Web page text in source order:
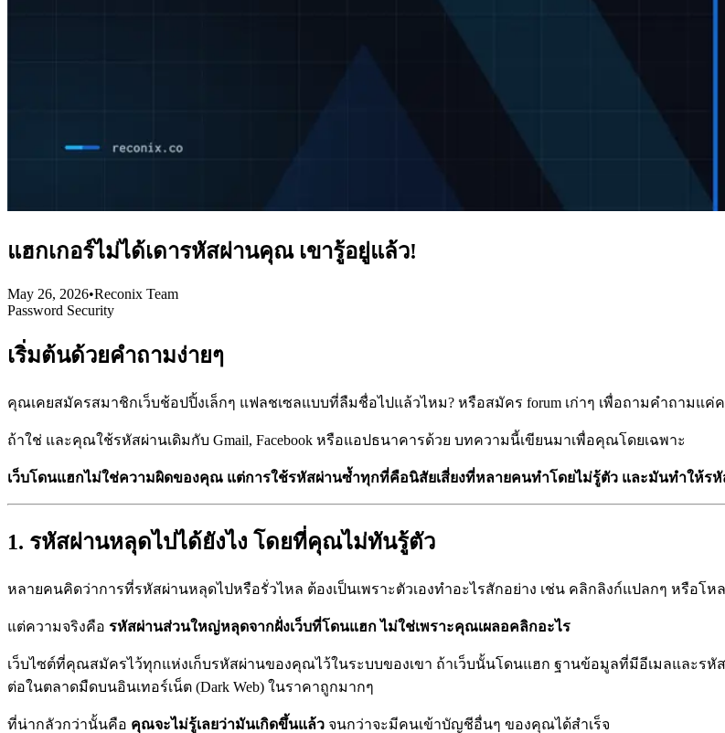
แฮกเกอร์ไม่ได้เดารหัสผ่านคุณ เขารู้อยู่แล้ว!
May 26, 2026•Reconix Team
Password Security
เริ่มต้นด้วยคำถามง่ายๆ
คุณเคยสมัครสมาชิกเว็บช้อปปิ้งเล็กๆ แฟลชเซลแบบที่ลืมชื่อไปแล้วไหม? หรือสมัคร forum เก่าๆ เพื่อถามคำถามแค่ค
ถ้าใช่ และคุณใช้รหัสผ่านเดิมกับ Gmail, Facebook หรือแอปธนาคารด้วย บทความนี้เขียนมาเพื่อคุณโดยเฉพาะ
เว็บโดนแฮกไม่ใช่ความผิดของคุณ แต่การใช้รหัสผ่านซ้ำทุกที่คือนิสัยเสี่ยงที่หลายคนทำโดยไม่รู้ตัว และมันทำให้ร
1. รหัสผ่านหลุดไปได้ยังไง โดยที่คุณไม่ทันรู้ตัว
หลายคนคิดว่าการที่รหัสผ่านหลุดไปหรือรั่วไหล ต้องเป็นเพราะตัวเองทำอะไรสักอย่าง เช่น คลิกลิงก์แปลกๆ หรือโห
แต่ความจริงคือ รหัสผ่านส่วนใหญ่หลุดจากฝั่งเว็บที่โดนแฮก ไม่ใช่เพราะคุณเผลอคลิกอะไร
เว็บไซต์ที่คุณสมัครไว้ทุกแห่งเก็บรหัสผ่านของคุณไว้ในระบบของเขา ถ้าเว็บนั้นโดนแฮก ฐานข้อมูลที่มีอีเมลและ
ต่อในตลาดมืดบนอินเทอร์เน็ต (Dark Web) ในราคาถูกมากๆ
ที่น่ากลัวกว่านั้นคือ คุณจะไม่รู้เลยว่ามันเกิดขึ้นแล้ว จนกว่าจะมีคนเข้าบัญชีอื่นๆ ของคุณได้สำเร็จ